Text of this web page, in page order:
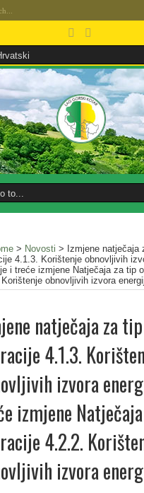
> Novosti > Izmjene natječaja
4.1.3. Korištenje obnovljivih
i treće izmjene Natječaja za tip
obnovljivih izvora
natječaja za tip
4.1.3.
izvora
izmjene
4.2.2.
izvora